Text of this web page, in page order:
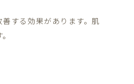
する効果があります。肌